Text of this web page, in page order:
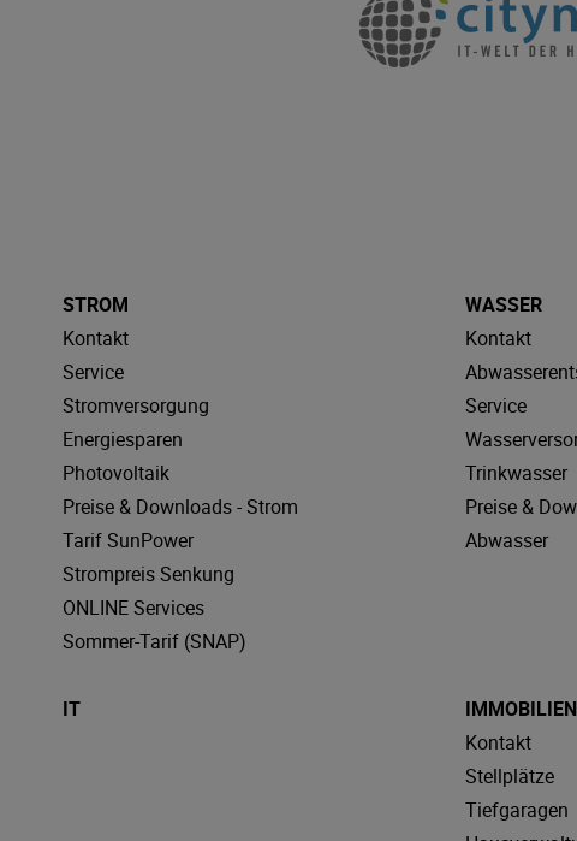
STROM
Kontakt
Service
Stromversorgung
Energiesparen
Photovoltaik
Preise & Downloads - Strom
Tarif SunPower
Strompreis Senkung
ONLINE Services
Sommer-Tarif (SNAP)
WASSER
Kontakt
Service
Trinkwasser
Preise &
Abwasser
IT
IMMOBILIEN
Kontakt
Stellplätze
Tiefgaragen